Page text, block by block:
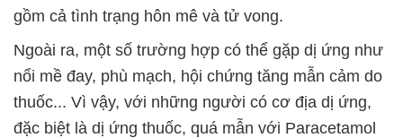
gồm cả tình trạng hôn mê và tử vong.
Ngoài ra, một số trường hợp có thể gặp dị ứng như
nổi mề đay, phù mạch, hội chứng tăng mẫn cảm do
thuốc... Vì vậy, với những người có cơ địa dị ứng,
đặc biệt là dị ứng thuốc, quá mẫn với Paracetamol